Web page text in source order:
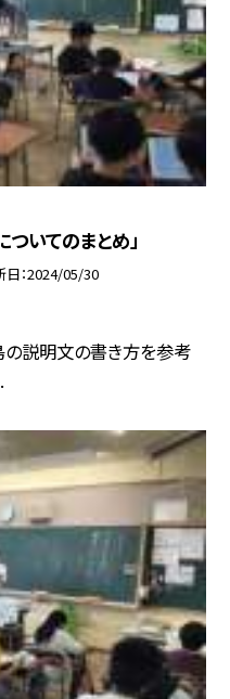
いてのまとめ」
日 2024/05/30
の説明文の書き方を参考